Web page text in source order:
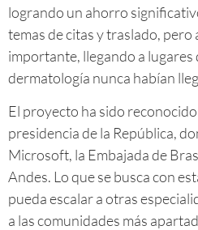
logrando un ahorro
temas de citas y traslado, pero
importante, llegando a lugares
dermatología nunca habían
El proyecto ha sido
presidencia de la República,
Microsoft, la Embajada de
Andes. Lo que se busca con
pueda escalar a otras
a las comunidades más